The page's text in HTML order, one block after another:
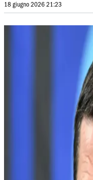
18 giugno 2026 21:23